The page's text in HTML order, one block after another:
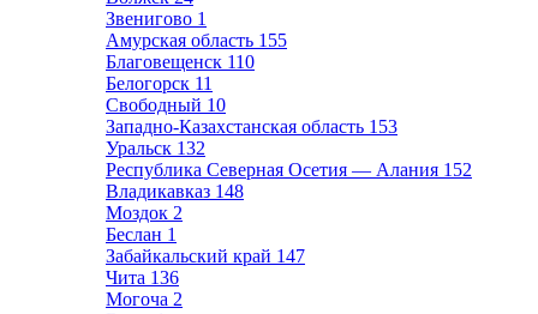
Звенигово 1
Амурская область 155
Благовещенск 110
Белогорск 11
Свободный 10
Западно-Казахстанская область 153
Уральск 132
Республика Северная Осетия — Алания 152
Владикавказ 148
Моздок 2
Беслан 1
Забайкальский край 147
Чита 136
Могоча 2